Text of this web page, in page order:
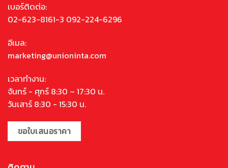
เบอร์ติดต่อ:
02-623-8161-3 092-224-6296
อีเมล:
marketing@unioninta.com
เวลาทำงาน:
จันทร์ - ศุกร์ 8:30 – 17:30 น.
วันเสาร์ 8:30 - 15:30 น.
ขอใบเสนอราคา